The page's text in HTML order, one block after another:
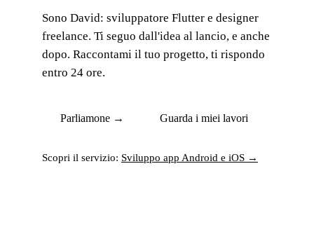
Sono David: sviluppatore Flutter e designer
freelance. Ti seguo dall'idea al lancio, e anche
dopo. Raccontami il tuo progetto, ti rispondo
entro 24 ore.
Parliamone → Guarda i miei lavori
Scopri il servizio: Sviluppo app Android e iOS →